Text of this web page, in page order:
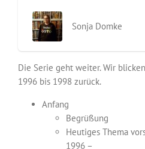
Sonja Domke
Die Serie geht weiter. Wir
1996 bis 1998 zurück.
Anfang
Begrüßung
Heutiges Thema
1996 –